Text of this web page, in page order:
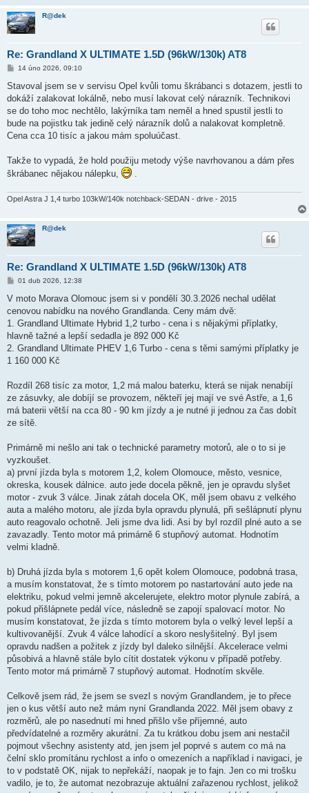
R@dek
Re: Grandland X ULTIMATE 1.5D (96kW/130k) AT8
P
í
p
ě
e
k
14 úno 2026, 09:10
Stavoval jsem se v servisu Opel kvůli tomu škrábanci s dotazem, jestli to
dokáží zalakovat lokálně, nebo musí lakovat celý nárazník. Technikovi
se do toho moc nechtělo, lakýrníka tam neměl a hned spustil jestli to
bude na pojistku tak jedině celý nárazník dolů a nalakovat kompletně.
Cena cca 10 tisíc a jakou mám spoluúčast.
Takže to vypadá, že hold použiju metody výše navrhovanou a dám přes
škrábanec nějakou nálepku,
Opel Astra J 1,4 turbo 103kW/140k notchback-SEDAN - drive - 2015
R@dek
Re: Grandland X ULTIMATE 1.5D (96kW/130k) AT8
P
í
p
ě
e
k
01 dub 2026, 12:38
V moto Morava Olomouc jsem si v pondělí 30.3.2026 nechal udělat
cenovou nabídku na nového Grandlanda. Ceny mám dvě:
1. Grandland Ultimate Hybrid 1,2 turbo - cena i s nějakými příplatky,
hlavně tažné a lepší sedadla je 892 000 Kč
2. Grandland Ultimate PHEV 1,6 Turbo - cena s těmi samými příplatky je
1 160 000 Kč
Rozdíl 268 tisíc za motor, 1,2 má malou baterku, která se nijak nenabíjí
ze zásuvky, ale dobíjí se provozem, někteří jej mají ve své Astře, a 1,6
má baterii větší na cca 80 - 90 km jízdy a je nutné ji jednou za čas dobít
ze sítě.
Primárně mi nešlo ani tak o technické parametry motorů, ale o to si je
vyzkoušet.
a) první jízda byla s motorem 1,2, kolem Olomouce, město, vesnice,
okreska, kousek dálnice. auto jede docela pěkně, jen je opravdu slyšet
motor - zvuk 3 válce. Jinak zátah docela OK, měl jsem obavu z velkého
auta a malého motoru, ale jízda byla opravdu plynulá, při sešlápnutí plynu
auto reagovalo ochotně. Jeli jsme dva lidi. Asi by byl rozdíl plné auto a se
zavazadly. Tento motor má primárně 6 stupňový automat. Hodnotím
velmi kladně.
b) Druhá jízda byla s motorem 1,6 opět kolem Olomouce, podobná trasa,
a musím konstatovat, že s tímto motorem po nastartování auto jede na
elektriku, pokud velmi jemně akcelerujete, elektro motor plynule zabírá, a
pokud přišlápnete pedál více, následně se zapojí spalovací motor. No
musím konstatovat, že jízda s tímto motorem byla o velký level lepší a
kultivovanější. Zvuk 4 válce lahodící a skoro neslyšitelný. Byl jsem
opravdu nadšen a požitek z jízdy byl daleko silnější. Akcelerace velmi
působivá a hlavně stále bylo cítit dostatek výkonu v případě potřeby.
Tento motor má primárně 7 stupňový automat. Hodnotím skvěle.
Celkově jsem rád, že jsem se svezl s novým Grandlandem, je to přece
jen o kus větší auto než mám nyní Grandlanda 2022. Měl jsem obavy z
rozměrů, ale po nasednutí mi hned přišlo vše příjemné, auto
předvídatelné a rozměry akurátní. Za tu krátkou dobu jsem ani nestačil
pojmout všechny asistenty atd, jen jsem jel poprvé s autem co má na
čelní sklo promítánu rychlost a info o omezeních a například i navigaci, je
to v podstatě OK, nijak to nepřekáží, naopak je to fajn. Jen co mi trošku
vadilo, je to, že automat nezobrazuje aktuální zařazenou rychlost, jelikož